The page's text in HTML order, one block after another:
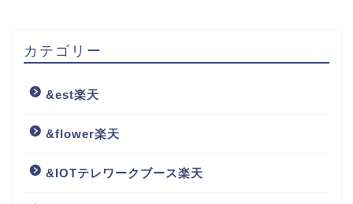
カテゴリー
&est楽天
&flower楽天
&IOTテレワークブース楽天